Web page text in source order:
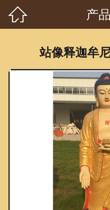
 产
站像释迦牟